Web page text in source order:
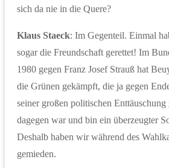
sich da nie in die Quere?
Klaus Staeck: Im Gegenteil. Einmal
sogar die Freundschaft gerettet! Im
1980 gegen Franz Josef Strauß hat
die Grünen gekämpft, die ja gegen
seiner großen politischen
dagegen war und bin ein überzeugter
Deshalb haben wir während des
gemieden.